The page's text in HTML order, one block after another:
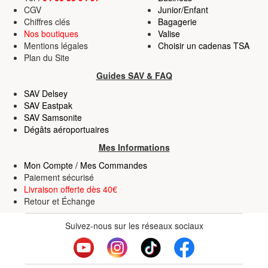
CGV
Chiffres clés
Nos boutiques
Mentions légales
Plan du Site
Junior/Enfant
Bagagerie
Valise
Choisir un cadenas TSA
Guides SAV & FAQ
SAV Delsey
SAV Eastpak
SAV Samsonite
Dégâts aéroportuaires
Mes Informations
Mon Compte / Mes Commandes
Paiement sécurisé
Livraison offerte dès 40€
Retour et Échange
Suivez-nous sur les réseaux sociaux